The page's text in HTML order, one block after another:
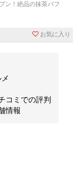
ン！絶品の抹茶パフ
お気に入り
コミでの評判
情報